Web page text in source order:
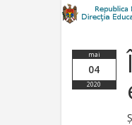
mai
04
2020